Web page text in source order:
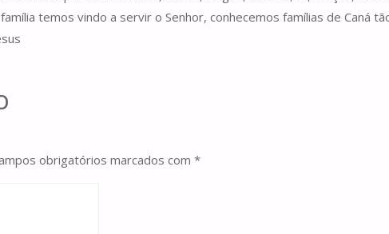
temos vindo a servir o Senhor, conhecemos famílias de Caná
obrigatórios marcados com *